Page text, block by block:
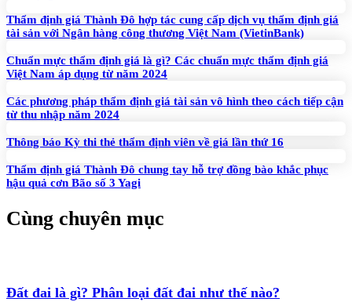
Thẩm định giá Thành Đô hợp tác cung cấp dịch vụ thẩm định giá
tài sản với Ngân hàng công thương Việt Nam (VietinBank)
Chuẩn mực thẩm định giá là gì? Các chuẩn mực thẩm định giá
Việt Nam áp dụng từ năm 2024
Các phương pháp thẩm định giá tài sản vô hình theo cách tiếp cận
từ thu nhập năm 2024
Thông báo Kỳ thi thẻ thẩm định viên về giá lần thứ 16
Thẩm định giá Thành Đô chung tay hỗ trợ đồng bào khắc phục
hậu quả cơn Bão số 3 Yagi
Cùng chuyên mục
Đất đai là gì? Phân loại đất đai như thế nào?